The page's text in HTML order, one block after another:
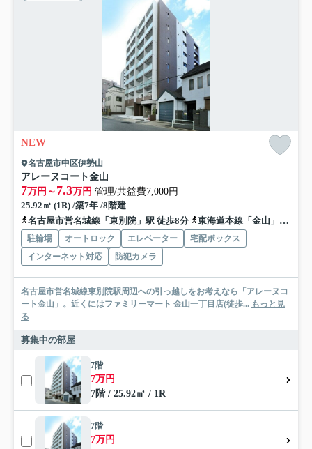
NEW
名古屋市中区伊勢山
アレーヌコート金山
7万円～ 7.3万円 管理/共益費7,000円
25.92㎡ (1R) /築7年 /8階建
名古屋市営名城線「東別院」駅 徒歩8分
東海道本線「金山」駅 徒歩11分
駐輪場 オートロック エレベーター
宅配ボックス
インターネット対応
防犯カメラ
名古屋市営名城線東別院駅周辺への引っ越しをお考えなら「アレーヌコ
ート金山」。近くにはファミリーマート 金山一丁目店(徒歩... もっと見
る
募集中の部屋
7階
7万円
7階 / 25.92㎡ / 1R
7階
7万円